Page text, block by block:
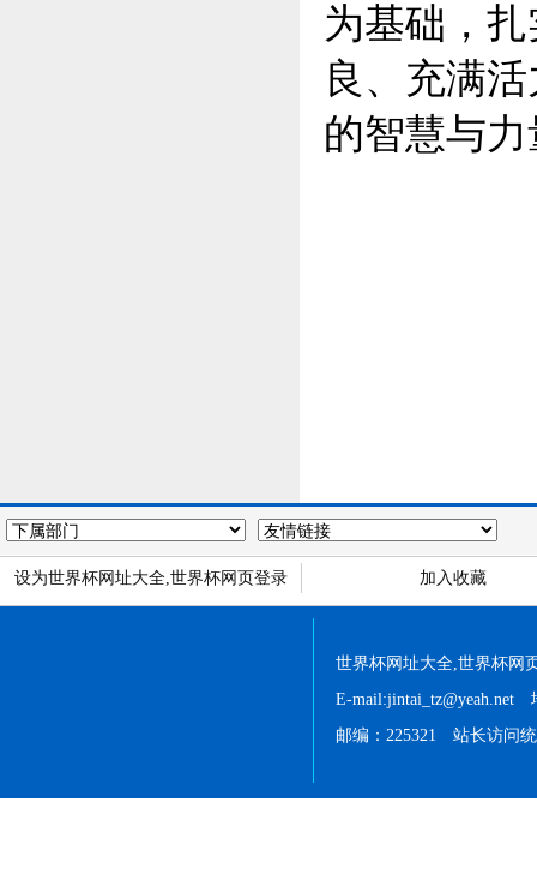
为基础，
良、充满
的智慧与
设为世界杯网址大全,世界杯网页登录 加入收藏
世界杯网址大全,世界杯网
E-mail:jintai_tz@yeah.net
邮编：225321 站长访问